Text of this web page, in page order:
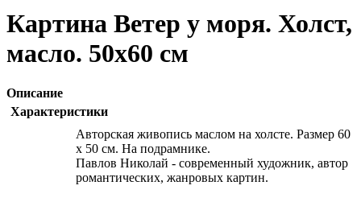
Картина Ветер у моря. Холст,
масло. 50х60 см
Описание
Характеристики
Авторская живопись маслом на холсте. Размер 60
х 50 см. На подрамнике.
Павлов Николай - современный художник, автор
романтических, жанровых картин.